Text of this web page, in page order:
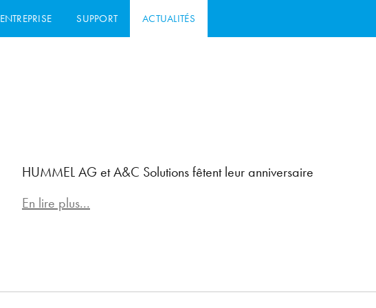
ENTREPRISE SUPPORT ACTUALITÉS
HUMMEL AG et A&C Solutions fêtent leur anniversaire
En lire plus...